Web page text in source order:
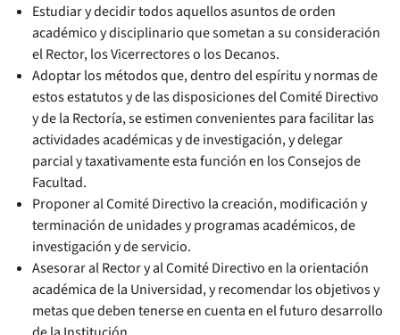
Estudiar y decidir todos aquellos asuntos de orden
académico y disciplinario que sometan a su consideración
el Rector, los Vicerrectores o los Decanos.
Adoptar los métodos que, dentro del espíritu y normas de
estos estatutos y de las disposiciones del Comité Directivo
y de la Rectoría, se estimen convenientes para facilitar las
actividades académicas y de investigación, y delegar
parcial y taxativamente esta función en los Consejos de
Facultad.
Proponer al Comité Directivo la creación, modificación y
terminación de unidades y programas académicos, de
investigación y de servicio.
Asesorar al Rector y al Comité Directivo en la orientación
académica de la Universidad, y recomendar los objetivos y
metas que deben tenerse en cuenta en el futuro desarrollo